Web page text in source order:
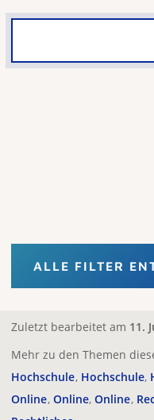
ALLE FILTER
Zuletzt bearbeitet am 11.
Mehr zu den Themen
Hochschule Hochschule
Online Online Online